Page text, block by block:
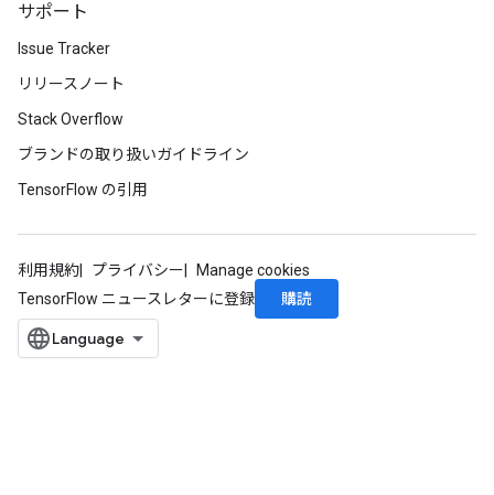
サポート
Issue Tracker
リリースノート
Stack Overflow
ブランドの取り扱いガイドライン
TensorFlow の引用
利用規約 プライバシー
Manage cookies
TensorFlow ニュースレターに登録
購読